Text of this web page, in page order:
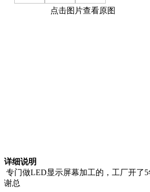
点击图片查看原图
详细说明
专门做LED显示屏幕加工的，工厂开了
谢总